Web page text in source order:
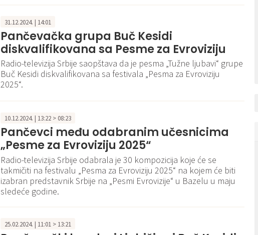
31.12.2024. | 14:01
Pančevačka grupa Buč Kesidi
diskvalifikovana sa Pesme za Evroviziju
Radio-televizija Srbije saopštava da je pesma „Tužne ljubavi“ grupe
Buč Kesidi diskvalifikovana sa festivala „Pesma za Evroviziju
2025“.
10.12.2024. | 13:22 > 08:23
Pančevci među odabranim učesnicima
„Pesme za Evroviziju 2025“
Radio-televizija Srbije odabrala je 30 kompozicija koje će se
takmičiti na festivalu „Pesma za Evroviziju 2025“ na kojem će biti
izabran predstavnik Srbije na „Pesmi Evrovizije“ u Bazelu u maju
sledeće godine.
25.02.2024. | 11:01 > 13:21